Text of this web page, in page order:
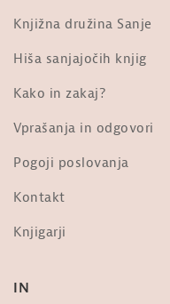
Knjižna družina Sanje
Hiša sanjajočih knjig
Kako in zakaj?
Vprašanja in odgovori
Pogoji poslovanja
Kontakt
Knjigarji
IN